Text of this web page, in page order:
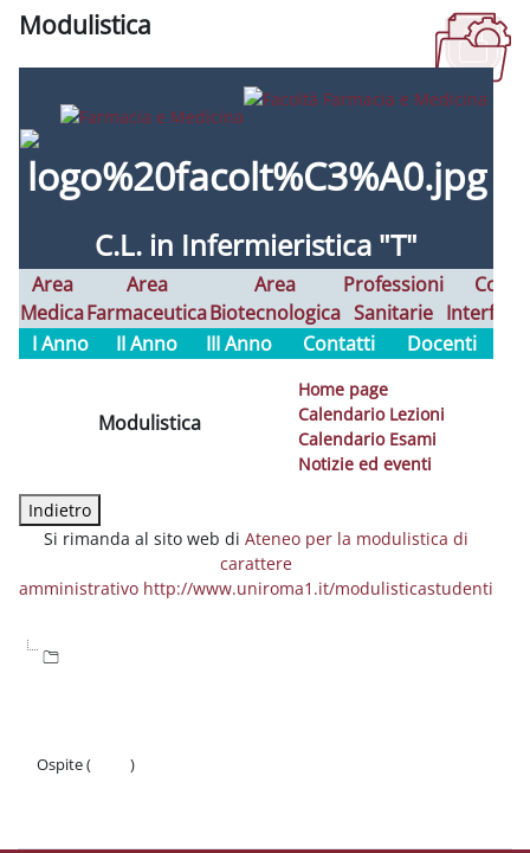
Modulistica
C.L. in Infermieristica "T"
Area
Medica
Area
Farmaceutica
Area
Biotecnologica
Professioni
Sanitarie
Corsi
I Anno
II Anno III Anno Contatti Docenti
Modulistica
Home page
Calendario Lezioni
Calendario Esami
Notizie ed eventi
Si rimanda al sito web di Ateneo per la modulistica di
carattere
amministrativo http://www.uniroma1.it/modulisticastudenti
Ospite (
)